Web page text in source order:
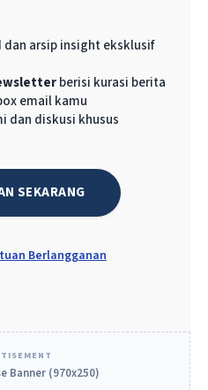
113 pengguna jasa.
2025). Bondan Susilo,
PT Astra
target
dan arsip insight eksklusif
berisi kurasi berita
email kamu
dan diskusi khusus
SEKARANG
Berlangganan
Banner (970x250)